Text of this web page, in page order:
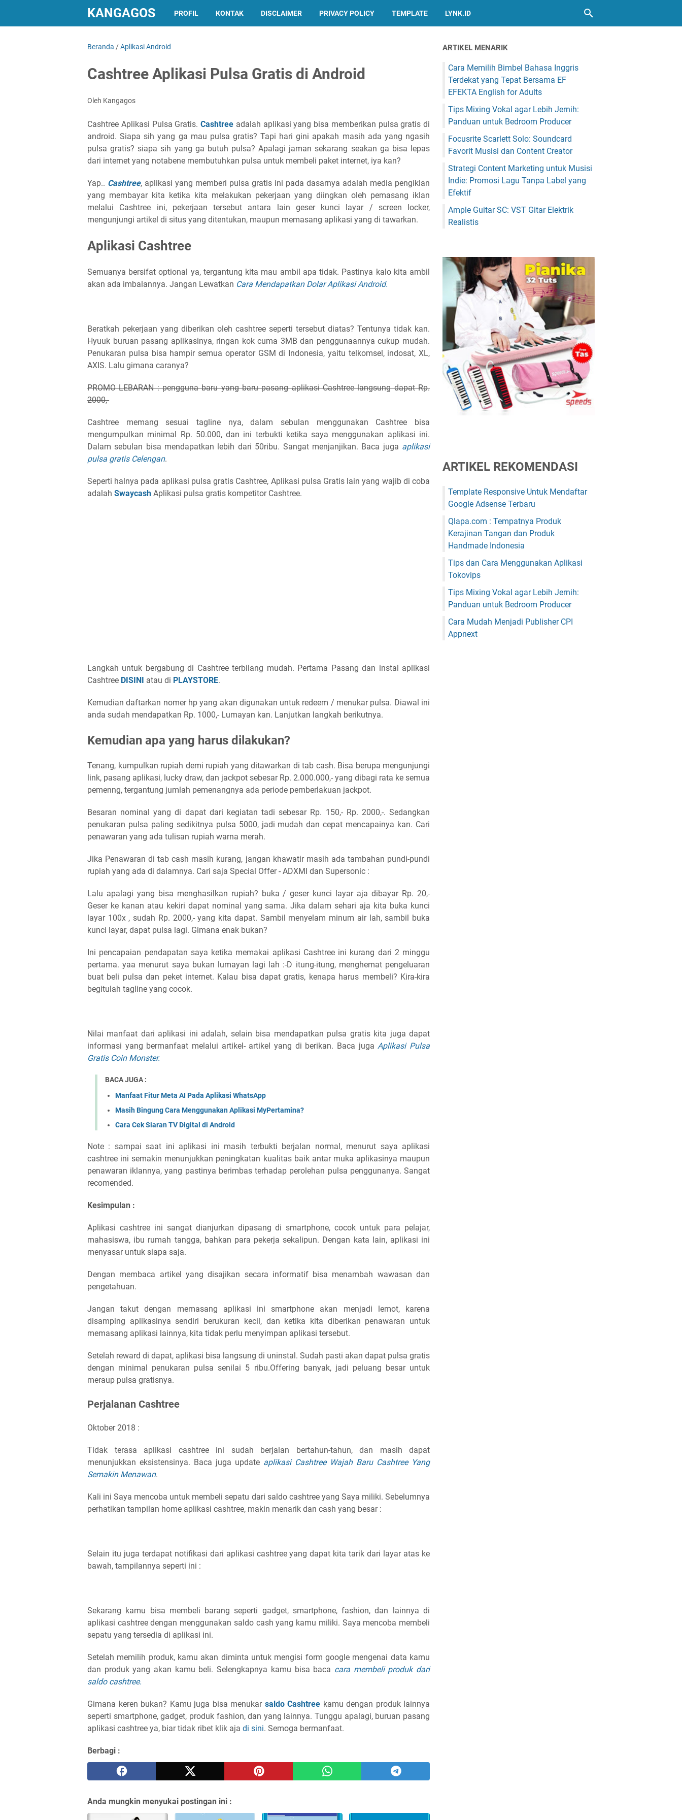
KANGAGOS PROFIL KONTAK DISCLAIMER PRIVACY POLICY TEMPLATE LYNK.ID
Beranda /Aplikasi Android
Cashtree Aplikasi Pulsa Gratis di Android
Oleh Kangagos
Cashtree Aplikasi Pulsa Gratis. Cashtree adalah aplikasi yang bisa memberikan pulsa gratis di
android. Siapa sih yang ga mau pulsa gratis? Tapi hari gini apakah masih ada yang ngasih
pulsa gratis? siapa sih yang ga butuh pulsa? Apalagi jaman sekarang seakan ga bisa lepas
dari internet yang notabene membutuhkan pulsa untuk membeli paket internet, iya kan?
Yap.. Cashtree, aplikasi yang memberi pulsa gratis ini pada dasarnya adalah media pengiklan
yang membayar kita ketika kita melakukan pekerjaan yang diingkan oleh pemasang iklan
melalui Cashtree ini, pekerjaan tersebut antara lain geser kunci layar / screen locker,
mengunjungi artikel di situs yang ditentukan, maupun memasang aplikasi yang di tawarkan.
Aplikasi Cashtree
Semuanya bersifat optional ya, tergantung kita mau ambil apa tidak. Pastinya kalo kita ambil
akan ada imbalannya. Jangan Lewatkan Cara Mendapatkan Dolar Aplikasi Android.
Beratkah pekerjaan yang diberikan oleh cashtree seperti tersebut diatas? Tentunya tidak kan.
Hyuuk buruan pasang aplikasinya, ringan kok cuma 3MB dan penggunaannya cukup mudah.
Penukaran pulsa bisa hampir semua operator GSM di Indonesia, yaitu telkomsel, indosat, XL,
AXIS. Lalu gimana caranya?
PROMO LEBARAN : pengguna baru yang baru pasang aplikasi Cashtree langsung dapat Rp.
2000,-
Cashtree memang sesuai tagline nya, dalam sebulan menggunakan Cashtree bisa
mengumpulkan minimal Rp. 50.000, dan ini terbukti ketika saya menggunakan aplikasi ini.
Dalam sebulan bisa mendapatkan lebih dari 50ribu. Sangat menjanjikan. Baca juga aplikasi
pulsa gratis Celengan.
Seperti halnya pada aplikasi pulsa gratis Cashtree, Aplikasi pulsa Gratis lain yang wajib di coba
adalah Swaycash Aplikasi pulsa gratis kompetitor Cashtree.
Langkah untuk bergabung di Cashtree terbilang mudah. Pertama Pasang dan instal aplikasi
Cashtree DISINI atau di PLAYSTORE.
Kemudian daftarkan nomer hp yang akan digunakan untuk redeem / menukar pulsa. Diawal ini
anda sudah mendapatkan Rp. 1000,- Lumayan kan. Lanjutkan langkah berikutnya.
Kemudian apa yang harus dilakukan?
Tenang, kumpulkan rupiah demi rupiah yang ditawarkan di tab cash. Bisa berupa mengunjungi
link, pasang aplikasi, lucky draw, dan jackpot sebesar Rp. 2.000.000,- yang dibagi rata ke semua
pemenng, tergantung jumlah pemenangnya ada periode pemberlakuan jackpot.
Besaran nominal yang di dapat dari kegiatan tadi sebesar Rp. 150,- Rp. 2000,-. Sedangkan
penukaran pulsa paling sedikitnya pulsa 5000, jadi mudah dan cepat mencapainya kan. Cari
penawaran yang ada tulisan rupiah warna merah.
Jika Penawaran di tab cash masih kurang, jangan khawatir masih ada tambahan pundi-pundi
rupiah yang ada di dalamnya. Cari saja Special Offer - ADXMI dan Supersonic :
Lalu apalagi yang bisa menghasilkan rupiah? buka / geser kunci layar aja dibayar Rp. 20,-
Geser ke kanan atau kekiri dapat nominal yang sama. Jika dalam sehari aja kita buka kunci
layar 100x , sudah Rp. 2000,- yang kita dapat. Sambil menyelam minum air lah, sambil buka
kunci layar, dapat pulsa lagi. Gimana enak bukan?
Ini pencapaian pendapatan saya ketika memakai aplikasi Cashtree ini kurang dari 2 minggu
pertama. yaa menurut saya bukan lumayan lagi lah :-D itung-itung, menghemat pengeluaran
buat beli pulsa dan peket internet. Kalau bisa dapat gratis, kenapa harus membeli? Kira-kira
begitulah tagline yang cocok.
Nilai manfaat dari aplikasi ini adalah, selain bisa mendapatkan pulsa gratis kita juga dapat
informasi yang bermanfaat melalui artikel- artikel yang di berikan. Baca jugaAplikasi Pulsa
Gratis Coin Monster.
BACA JUGA :
Manfaat Fitur Meta AI Pada Aplikasi WhatsApp
Masih Bingung Cara Menggunakan Aplikasi MyPertamina?
Cara Cek Siaran TV Digital di Android
Note : sampai saat ini aplikasi ini masih terbukti berjalan normal, menurut saya aplikasi
cashtree ini semakin menunjukkan peningkatan kualitas baik antar muka aplikasinya maupun
penawaran iklannya, yang pastinya berimbas terhadap perolehan pulsa penggunanya. Sangat
recomended.
Kesimpulan :
Aplikasi cashtree ini sangat dianjurkan dipasang di smartphone, cocok untuk para pelajar,
mahasiswa, ibu rumah tangga, bahkan para pekerja sekalipun. Dengan kata lain, aplikasi ini
menyasar untuk siapa saja.
Dengan membaca artikel yang disajikan secara informatif bisa menambah wawasan dan
pengetahuan.
Jangan takut dengan memasang aplikasi ini smartphone akan menjadi lemot, karena
disamping aplikasinya sendiri berukuran kecil, dan ketika kita diberikan penawaran untuk
memasang aplikasi lainnya, kita tidak perlu menyimpan aplikasi tersebut.
Setelah reward di dapat, aplikasi bisa langsung di uninstal. Sudah pasti akan dapat pulsa gratis
dengan minimal penukaran pulsa senilai 5 ribu.Offering banyak, jadi peluang besar untuk
meraup pulsa gratisnya.
Perjalanan Cashtree
Oktober 2018 :
Tidak terasa aplikasi cashtree ini sudah berjalan bertahun-tahun, dan masih dapat
menunjukkan eksistensinya. Baca juga update aplikasi Cashtree Wajah Baru Cashtree Yang
Semakin Menawan.
Kali ini Saya mencoba untuk membeli sepatu dari saldo cashtree yang Saya miliki. Sebelumnya
perhatikan tampilan home aplikasi cashtree, makin menarik dan cash yang besar :
Selain itu juga terdapat notifikasi dari aplikasi cashtree yang dapat kita tarik dari layar atas ke
bawah, tampilannya seperti ini :
Sekarang kamu bisa membeli barang seperti gadget, smartphone, fashion, dan lainnya di
aplikasi cashtree dengan menggunakan saldo cash yang kamu miliki. Saya mencoba membeli
sepatu yang tersedia di aplikasi ini.
Setelah memilih produk, kamu akan diminta untuk mengisi form google mengenai data kamu
dan produk yang akan kamu beli. Selengkapnya kamu bisa baca cara membeli produk dari
saldo cashtree.
Gimana keren bukan? Kamu juga bisa menukar saldo Cashtree kamu dengan produk lainnya
seperti smartphone, gadget, produk fashion, dan yang lainnya. Tunggu apalagi, buruan pasang
aplikasi cashtree ya, biar tidak ribet klik aja di sini. Semoga bermanfaat.
Berbagi :
Anda mungkin menyukai postingan ini :
ARTIKEL MENARIK
Cara Memilih Bimbel Bahasa Inggris
Terdekat yang Tepat Bersama EF
EFEKTA English for Adults
Tips Mixing Vokal agar Lebih Jernih:
Panduan untuk Bedroom Producer
Focusrite Scarlett Solo: Soundcard
Favorit Musisi dan Content Creator
Strategi Content Marketing untuk Musisi
Indie: Promosi Lagu Tanpa Label yang
Efektif
Ample Guitar SC: VST Gitar Elektrik
Realistis
ARTIKEL REKOMENDASI
Template Responsive Untuk Mendaftar
Google Adsense Terbaru
Qlapa.com : Tempatnya Produk
Kerajinan Tangan dan Produk
Handmade Indonesia
Tips dan Cara Menggunakan Aplikasi
Tokovips
Tips Mixing Vokal agar Lebih Jernih:
Panduan untuk Bedroom Producer
Cara Mudah Menjadi Publisher CPI
Appnext